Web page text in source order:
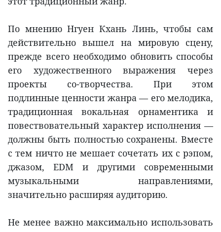
По мнению Нгуен Кхань Линь, чтобы сам
действительно вышел на мировую сцену,
прежде всего необходимо обновить способы
его художественного выражения через
проекты со-творчества. При этом
подлинные ценности жанра — его мелодика,
традиционная вокальная орнаментика и
повествовательный характер исполнения —
должны быть полностью сохранены. Вместе
с тем ничто не мешает сочетать их с рэпом,
джазом, EDM и другими современными
музыкальными направлениями,
значительно расширяя аудиторию.
Не менее важно максимально использовать